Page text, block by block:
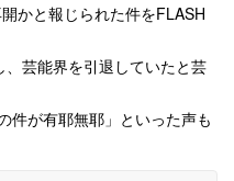
かと報じられた件をFLASH
芸能界を引退していたと芸
件が有耶無耶」といった声も